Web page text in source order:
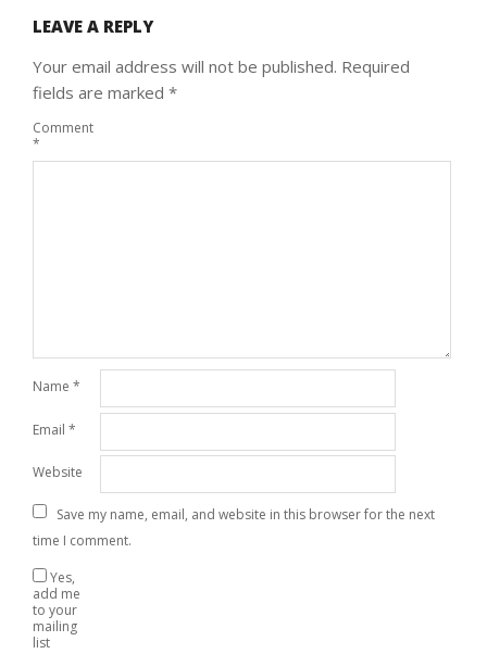
LEAVE A REPLY
Your email address will not be published. Required
fields are marked *
Comment
*
Name *
Email *
Website
Save my name, email, and website in this browser for the next
time I comment.
Yes,
add me
to your
mailing
list